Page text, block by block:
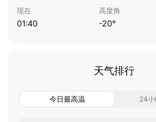
现在
01:40
高度角
-20°
天气排行
今日最高温 24